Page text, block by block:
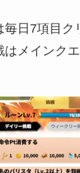
日7項目ク
メインク